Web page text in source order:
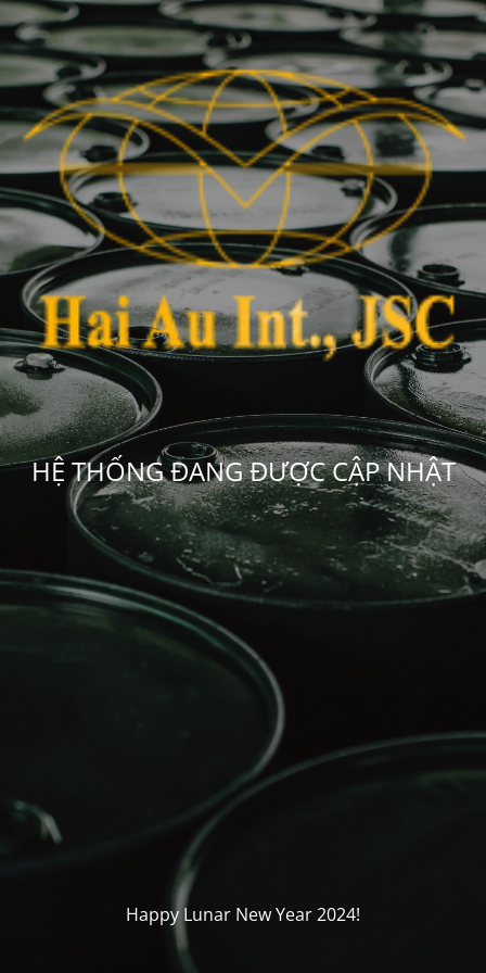
HỆ THỐNG ĐANG ĐƯỢC CẬP NHẬT
Happy Lunar New Year 2024!